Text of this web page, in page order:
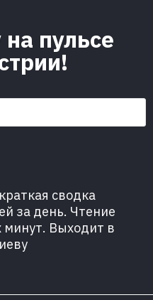
пульсе
сводка
за день. Чтение
минут. Выходит в